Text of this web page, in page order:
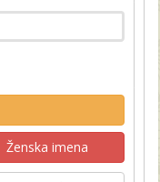
Ženska imena